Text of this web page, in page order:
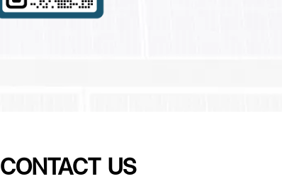
CONTACT US